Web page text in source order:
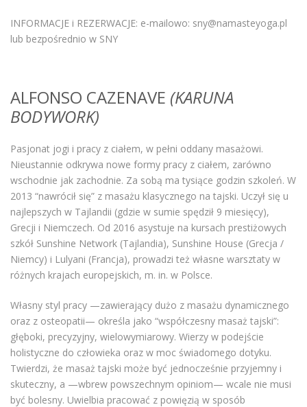
INFORMACJE i REZERWACJE: e-mailowo: sny@namasteyoga.pl
lub bezpośrednio w SNY
ALFONSO CAZENAVE (KARUNA
BODYWORK)
Pasjonat jogi i pracy z ciałem, w pełni oddany masażowi.
Nieustannie odkrywa nowe formy pracy z ciałem, zarówno
wschodnie jak zachodnie. Za sobą ma tysiące godzin szkoleń. W
2013 “nawrócił się” z masażu klasycznego na tajski. Uczył się u
najlepszych w Tajlandii (gdzie w sumie spędził 9 miesięcy),
Grecji i Niemczech. Od 2016 asystuje na kursach prestiżowych
szkół Sunshine Network (Tajlandia), Sunshine House (Grecja /
Niemcy) i Lulyani (Francja), prowadzi też własne warsztaty w
różnych krajach europejskich, m. in. w Polsce.
Własny styl pracy —zawierający dużo z masażu dynamicznego
oraz z osteopatii— określa jako “współczesny masaż tajski”:
głęboki, precyzyjny, wielowymiarowy. Wierzy w podejście
holistyczne do człowieka oraz w moc świadomego dotyku.
Twierdzi, że masaż tajski może być jednocześnie przyjemny i
skuteczny, a —wbrew powszechnym opiniom— wcale nie musi
być bolesny. Uwielbia pracować z powięzią w sposób